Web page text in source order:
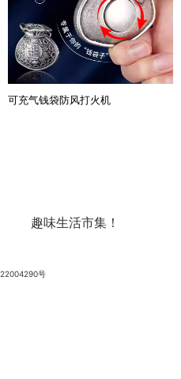
可充气钱袋防风打火机
趣味生活市集！
号